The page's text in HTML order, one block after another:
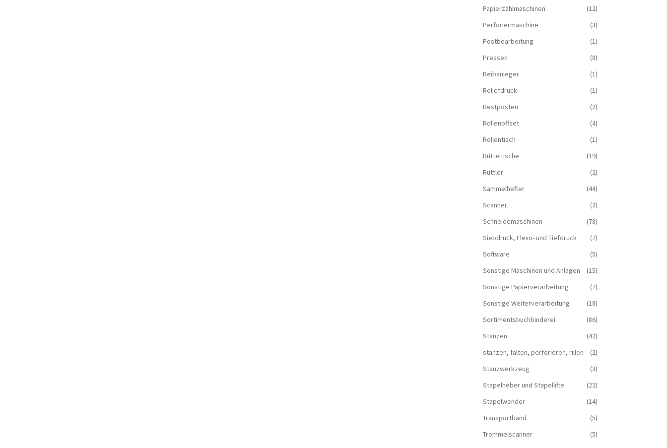
Papierzählmaschinen
(12)
Perforiermaschine
(3)
Postbearbeitung
(1)
Pressen
(8)
Reibanleger
(1)
Reliefdruck
(1)
Restposten
(2)
Rollenoffset
(4)
Rollentisch
(1)
Rütteltische
(19)
Rüttler
(2)
Sammelhefter
(44)
Scanner
(2)
Schneidemaschinen
(78)
Siebdruck, Flexo- und Tiefdruck
(7)
Software
(5)
Sonstige Maschinen und Anlagen
(15)
Sonstige Papierverarbeitung
(7)
Sonstige Weiterverarbeitung
(18)
Sortimentsbuchbinderei
(86)
Stanzen
(42)
stanzen, falten, perforieren, rillen
(2)
Stanzwerkzeug
(3)
Stapelheber und Stapellifte
(22)
Stapelwender
(14)
Transportband
(5)
Trommelscanner
(5)